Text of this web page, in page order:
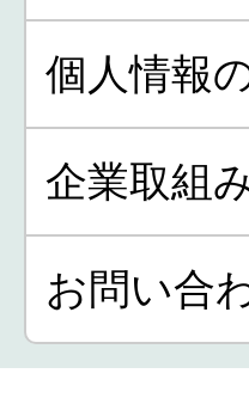
個人情報
企業取組
お問い合